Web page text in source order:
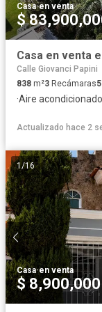
Casa·en venta
$
Casa en venta
Calle Giovanci Papini
838 m²3 Recámaras5
·Aire acondicionado
Actualizado hace 2
1/16
Casa·en venta
$